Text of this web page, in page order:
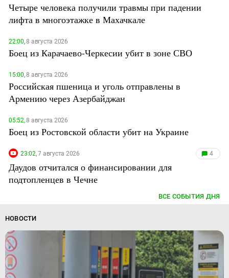
Четыре человека получили травмы при падении
лифта в многоэтажке в Махачкале
22:00,8 августа 2026
Боец из Карачаево-Черкесии убит в зоне СВО
15:00,8 августа 2026
Российская пшеница и уголь отправлены в
Армению через Азербайджан
05:52,8 августа 2026
Боец из Ростовской области убит на Украине
23:02,7 августа 2026 4
Даудов отчитался о финансировании для
подтопленцев в Чечне
ВСЕ СОБЫТИЯ ДНЯ
НОВОСТИ